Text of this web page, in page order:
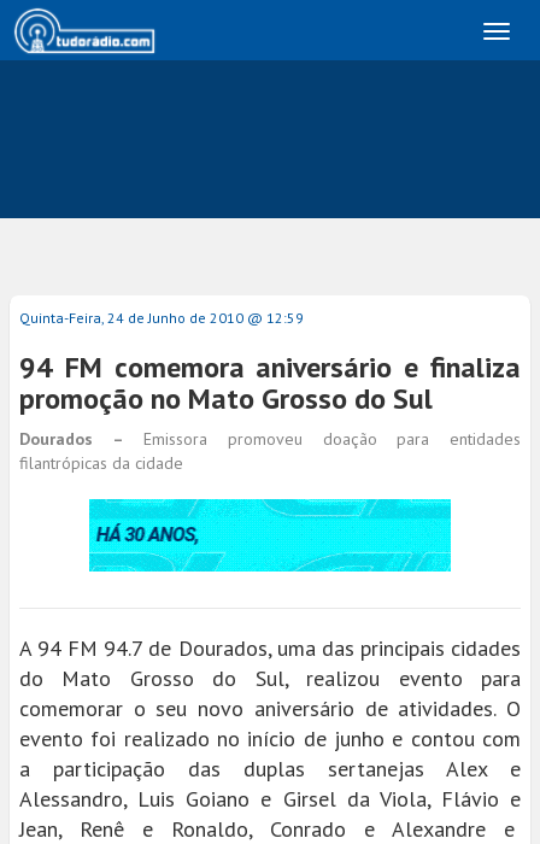
Quinta-Feira, 24 de Junho de 2010 @ 12:59
94 FM comemora aniversário e finaliza
promoção no Mato Grosso do Sul
Dourados – Emissora promoveu doação para entidades
filantrópicas da cidade
A 94 FM 94.7 de Dourados, uma das principais cidades
do Mato Grosso do Sul, realizou evento para
comemorar o seu novo aniversário de atividades. O
evento foi realizado no início de junho e contou com
a participação das duplas sertanejas Alex e
Alessandro, Luis Goiano e Girsel da Viola, Flávio e
Jean, Renê e Ronaldo, Conrado e Alexandre e